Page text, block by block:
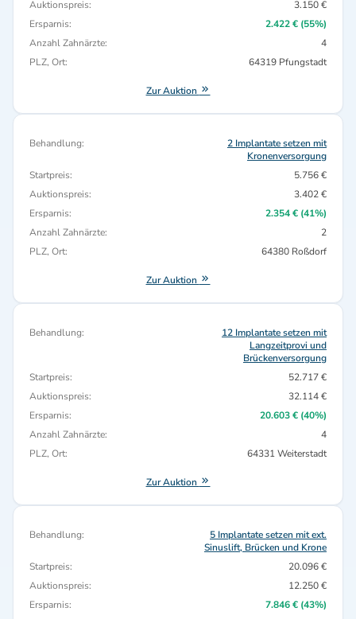
Auktionspreis:
3.150 €
Ersparnis:
2.422 € (55%)
Anzahl Zahnärzte:
4
PLZ, Ort:
64319 Pfungstadt
Zur Auktion
Behandlung:
2 Implantate setzen mit
Kronenversorgung
Startpreis:
5.756 €
Auktionspreis:
3.402 €
Ersparnis:
2.354 € (41%)
Anzahl Zahnärzte:
2
PLZ, Ort:
64380 Roßdorf
Zur Auktion
Behandlung:
12 Implantate setzen mit
Langzeitprovi und
Brückenversorgung
Startpreis:
52.717 €
Auktionspreis:
32.114 €
Ersparnis:
20.603 € (40%)
Anzahl Zahnärzte:
4
PLZ, Ort:
64331 Weiterstadt
Zur Auktion
Behandlung:
5 Implantate setzen mit ext.
Sinuslift, Brücken und Krone
Startpreis:
20.096 €
Auktionspreis:
12.250 €
Ersparnis:
7.846 € (43%)